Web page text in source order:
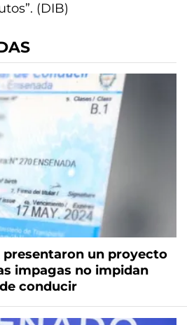
(DIB)
presentaron un proyecto
impagas no impidan
conducir